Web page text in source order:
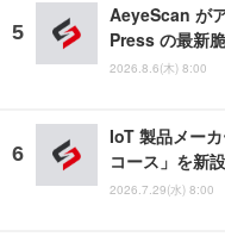
AeyeScan が
Press の最新
2026.8.6(木) 8:00
IoT 製品メー
コース」を新
2026.7.29(水) 8:00